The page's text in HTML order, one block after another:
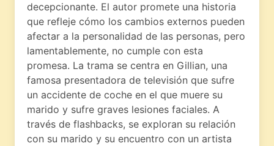
decepcionante. El autor promete una historia
que refleje cómo los cambios externos pueden
afectar a la personalidad de las personas, pero
lamentablemente, no cumple con esta
promesa. La trama se centra en Gillian, una
famosa presentadora de televisión que sufre
un accidente de coche en el que muere su
marido y sufre graves lesiones faciales. A
través de flashbacks, se exploran su relación
con su marido y su encuentro con un artista